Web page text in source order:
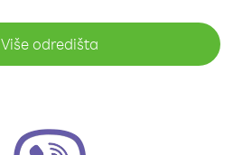
Više odredišta